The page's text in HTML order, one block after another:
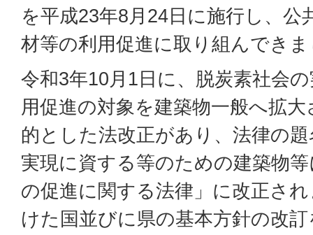
を平成23年8月24日に施行し、公
材等の利用促進に取り組んでき
令和3年10月1日に、脱炭素社会
用促進の対象を建築物一般へ拡
的とした法改正があり、法律の
実現に資する等のための建築物
の促進に関する法律」に改正さ
けた国並びに県の基本方針の改